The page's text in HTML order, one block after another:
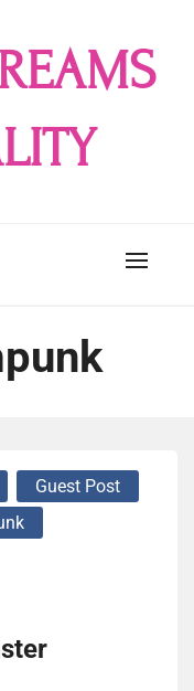
Guest Post